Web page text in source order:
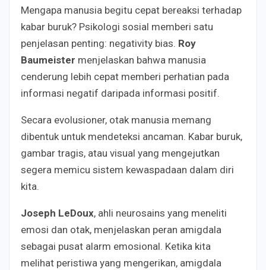
Mengapa manusia begitu cepat bereaksi terhadap
kabar buruk? Psikologi sosial memberi satu
penjelasan penting: negativity bias. Roy
Baumeister menjelaskan bahwa manusia
cenderung lebih cepat memberi perhatian pada
informasi negatif daripada informasi positif.
Secara evolusioner, otak manusia memang
dibentuk untuk mendeteksi ancaman. Kabar buruk,
gambar tragis, atau visual yang mengejutkan
segera memicu sistem kewaspadaan dalam diri
kita.
Joseph LeDoux, ahli neurosains yang meneliti
emosi dan otak, menjelaskan peran amigdala
sebagai pusat alarm emosional. Ketika kita
melihat peristiwa yang mengerikan, amigdala